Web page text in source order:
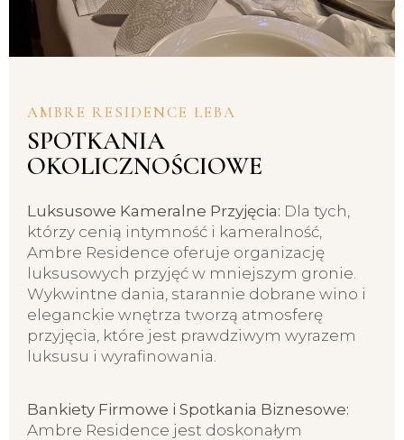
AMBRE RESIDENCE ŁEBA
SPOTKANIA
OKOLICZNOŚCIOWE
Luksusowe Kameralne Przyjęcia: Dla tych,
którzy cenią intymność i kameralność,
Ambre Residence oferuje organizację
luksusowych przyjęć w mniejszym gronie.
Wykwintne dania, starannie dobrane wino i
eleganckie wnętrza tworzą atmosferę
przyjęcia, które jest prawdziwym wyrazem
luksusu i wyrafinowania.
Bankiety Firmowe i Spotkania Biznesowe:
Ambre Residence jest doskonałym